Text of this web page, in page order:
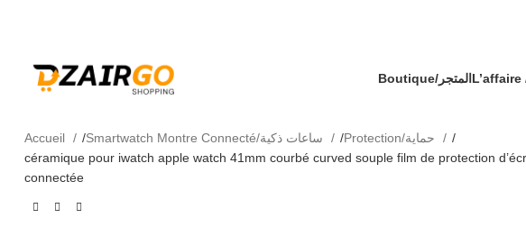
Boutique/المتجر
Accueil
céramique pour iwatch apple watch 41mm courbé curved souple film de protection
connectée